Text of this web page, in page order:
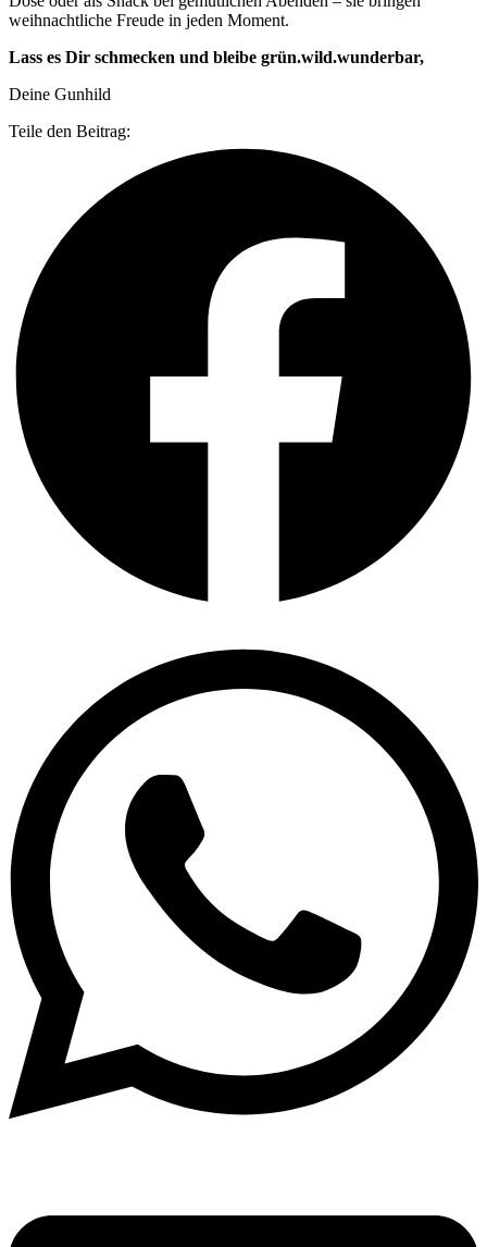
weihnachtliche Freude in jeden Moment.
Lass es Dir schmecken und bleibe grün.wild.wunderbar,
Deine Gunhild
Teile den Beitrag: